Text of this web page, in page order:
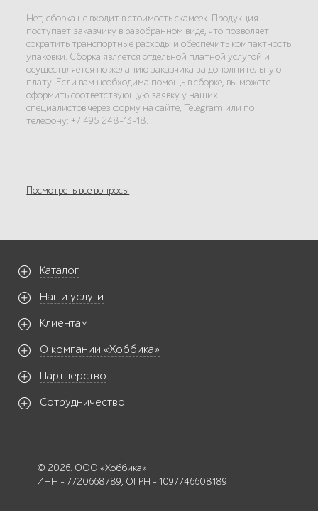
Нет, сборка не входит в стоимость скамеек. Продукция
поступает заказчику в разобранном виде, что позволяет
сократить транспортные расходы и обеспечить компактность
упаковки. Сборка является отдельной платной услугой и
осуществляется по желанию заказчика за дополнительную
плату. Если вам необходима помощь в сборке, вы можете
оформить соответствующую заявку у наших
специалистов через форму на сайте, Telegram или по
телефону: +7 495 248-13-18.
Посмотреть все вопросы
Каталог
Наши услуги
Клиентам
О компании «Хоббика»
Партнерство
Сотрудничество
© 2026. ООО «Хоббика»
ИНН - 7720668789, ОГРН - 1097746608189